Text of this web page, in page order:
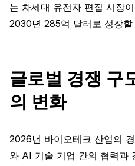
는 차세대 유전자 편집 시장
2030년 285억 달러로 성장
글로벌 경쟁 구
의 변화
2026년 바이오테크 산업의
와 AI 기술 기업 간의 협력과